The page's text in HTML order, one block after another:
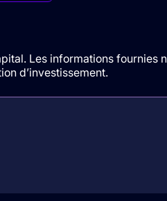
Les informations fournies
d’investissement.